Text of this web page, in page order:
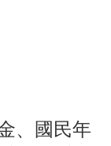
、國民年